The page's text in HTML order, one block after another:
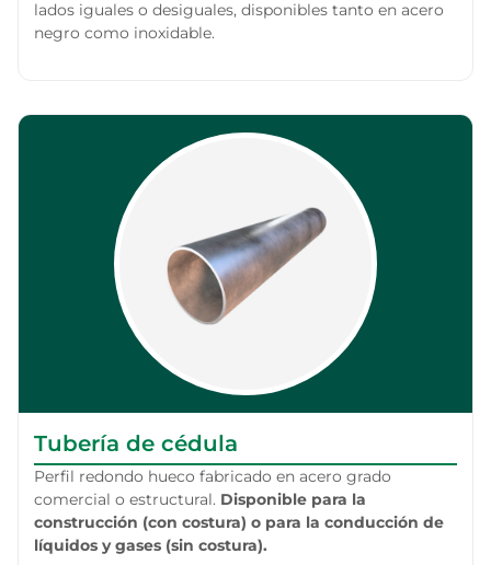
lados iguales o desiguales, disponibles tanto en acero
negro como inoxidable.
Tubería de cédula
Perfil redondo hueco fabricado en acero grado
comercial o estructural. Disponible para la
construcción (con costura) o para la conducción de
líquidos y gases (sin costura).